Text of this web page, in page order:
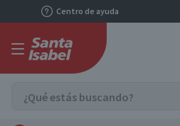
Centro de ayuda